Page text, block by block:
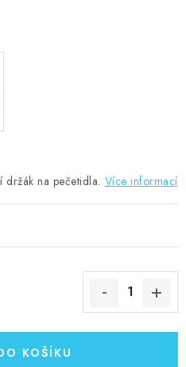
držák na pečetidla. Více informací
KOŠÍKU